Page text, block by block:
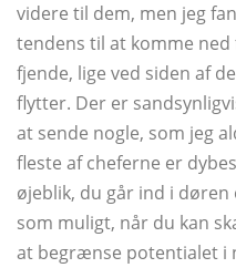
videre til dem, men jeg
tendens til at komme
fjende, lige ved siden af
flytter. Der er
at sende nogle, som jeg
fleste af cheferne er
øjeblik, du går ind i
som muligt, når du kan
at begrænse potentialet i